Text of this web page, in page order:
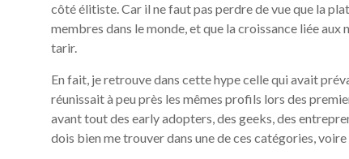
côté élitiste. Car il ne faut pas perdre de vue que la
membres dans le monde, et que la croissance liée
tarir.
En fait, je retrouve dans cette hype celle qui avait
réunissait à peu près les mêmes profils lors des
avant tout des early adopters, des geeks, des
dois bien me trouver dans une de ces catégories,